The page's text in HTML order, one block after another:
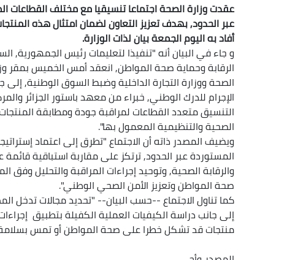
عقدت وزارة الصحة اجتماعا تنسيقيا مع مختلف القطاعات
عبر الحدود, بهدف تعزيز التعاون لضمان امتثال هذه
أفاد به اليوم الجمعة بيان لذات الوزارة.
و جاء في البيان أنه "تنفيذا لتعليمات رئيس الجمهورية,
الرقابة وحماية صحة المواطن, انعقد أمس الخميس بمقر
الصحة ووزارة التجارة الداخلية وضبط السوق الوطنية,
الإجرام للدرك الوطني, خبراء من معهد باستور الجزائر
التنسيق متعدد القطاعات لمراقبة جودة ومطابقة
الصحية والتنظيمية المعمول بها".
ويضيف المصدر ذاته أن الاجتماع "تطرق إلى اعتماد
المستوردة عبر الحدود, ترتكز على مقاربة استباقية
والرقابة الصحية, وتوحيد إجراءات المراقبة والتحليل وفق
صحة المواطن وتعزيز الأمن الصحي الوطني".
كما تناول الاجتماع --حسب البيان-- "تحديد مجالات تدخل
إلى جانب دراسة الكيفيات العملية الكفيلة بتطبيق
منتجات قد تشكل خطرا على صحة المواطن أو تمس